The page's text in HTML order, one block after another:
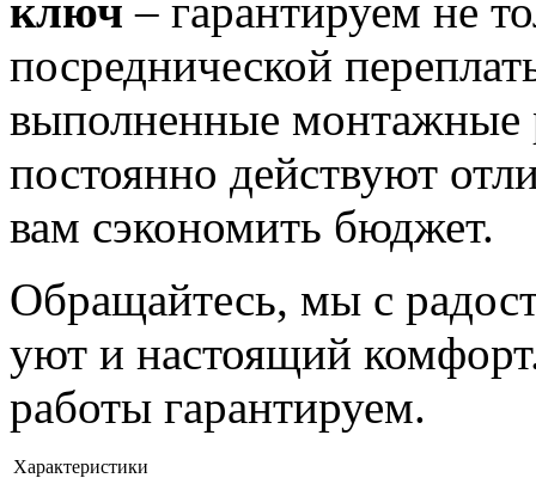
ключ – гарантируем не
посреднической
выполненные монтажные
постоянно действуют
вам сэкономить бюджет.
Обращайтесь, мы с
уют и настоящий
работы гарантируем.
Характеристики